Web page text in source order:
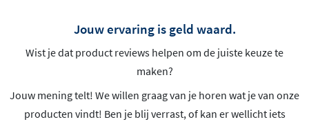
Jouw ervaring is geld waard.
Wist je dat product reviews helpen om de juiste keuze te
maken?
Jouw mening telt! We willen graag van je horen wat je van onze
producten vindt! Ben je blij verrast, of kan er wellicht iets